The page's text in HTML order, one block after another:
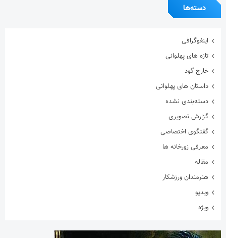
دسته‌ها
اینفوگرافی
تازه های پهلوانی
خارج گود
داستان های پهلوانی
دسته‌بندی نشده
گزارش تصویری
گفتگوی اختصاصی
معرفی زورخانه ها
مقاله
هنرمندان ورزشکار
ویدیو
ویژه